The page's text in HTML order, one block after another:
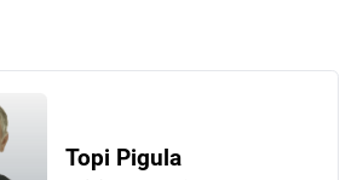
Topi Pigula